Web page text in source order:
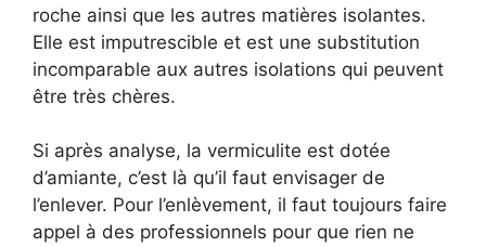
roche ainsi que les autres matières isolantes.
Elle est imputrescible et est une substitution
incomparable aux autres isolations qui peuvent
être très chères.
Si après analyse, la vermiculite est dotée
d’amiante, c’est là qu’il faut envisager de
l’enlever. Pour l’enlèvement, il faut toujours faire
appel à des professionnels pour que rien ne